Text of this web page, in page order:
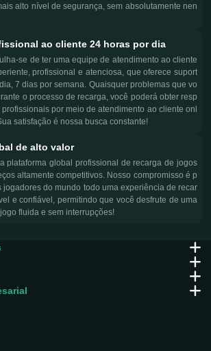
alto nível de segurança, sem absolutamente nen
ao cliente 24 horas por dia
se de ter uma equipe de atendimento ao cliente
profissional e atenciosa, que oferece suport
7 dias por semana. Quaisquer problemas que vo
o processo de recarga, você poderá obter resp
por meio de atendimento ao cliente onl
satisfação é nossa busca constante!
de alto valor
plataforma global profissional de recarga de jogos
altamente competitivos. Nosso compromisso é p
jogadores do mundo todo uma experiência de recar
e confiável, permitindo que você desfrute de uma
fluida e sem interrupções!